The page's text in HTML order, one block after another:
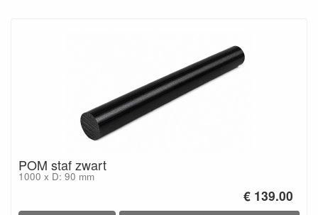
POM staf zwart
1000 x D: 90 mm
€ 139.00